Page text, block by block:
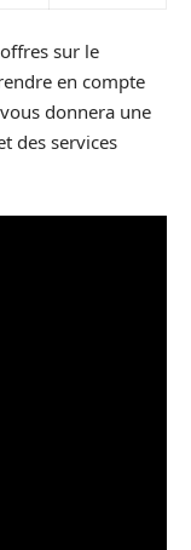
sur le
en compte
donnera une
des services